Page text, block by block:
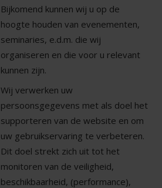
Bijkomend kunnen wij u op de
hoogte houden van evenementen,
seminaries, e.d.m. die wij
organiseren en die voor u relevant
kunnen zijn.
Wij verwerken uw
persoonsgegevens met als doel het
supporteren van de website en om
uw gebruikservaring te verbeteren.
Dit doel strekt zich uit tot het
monitoren van de veiligheid,
beschikbaarheid, (performance),